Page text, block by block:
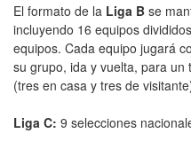
El formato de la Liga B se
incluyendo 16 equipos
equipos. Cada equipo jugará
su grupo, ida y vuelta, para
(tres en casa y tres de
Liga C: 9 selecciones